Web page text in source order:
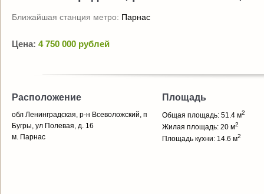
Ближайшая станция метро: Парнас
Цена: 4 750 000 рублей
Расположение
обл Ленинградская, р-н Всеволожский, п
Бугры, ул Полевая, д. 16
м. Парнас
Площадь
Общая площадь: 51.4 м2
Жилая площадь: 20 м2
Площадь кухни: 14.6 м2